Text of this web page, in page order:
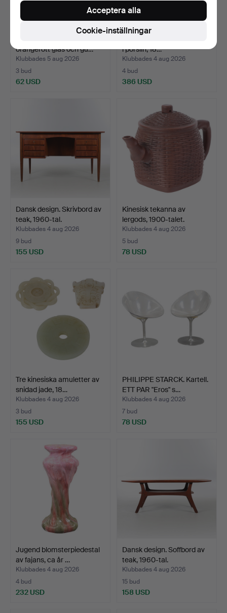
orangerött glas och gu…
Klubbades 5 aug 2026
3 bud
62 USD
i porslin, 18…
Klubbades 4 aug 2026
4 bud
386 USD
Dansk design. Skrivbord av
teak, 1960-tal.
Klubbades 4 aug 2026
9 bud
155 USD
Kinesisk tekanna av
lergods, 1900-talet.
Klubbades 4 aug 2026
5 bud
78 USD
Tre kinesiska amuletter av
snidad jade, 18…
Klubbades 4 aug 2026
3 bud
155 USD
PHILIPPE STARCK. Kartell.
ETT PAR "Eros" s…
Klubbades 4 aug 2026
7 bud
78 USD
Jugend blomsterpiedestal
av fajans, ca år …
Klubbades 4 aug 2026
4 bud
232 USD
Dansk design. Soffbord av
teak, 1960-tal.
Klubbades 4 aug 2026
15 bud
158 USD
Cookie-inställningar
Acceptera alla